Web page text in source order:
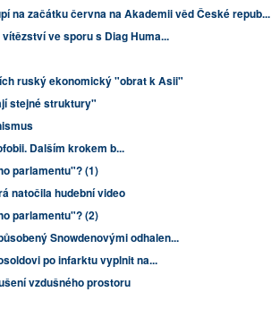
na začátku června na Akademii věd České repub...
ve sporu s Diag Huma...
ruský ekonomický "obrat k Asii"
stejné struktury"
Dalším krokem b...
parlamentu"? (1)
natočila hudební video
parlamentu"? (2)
Snowdenovými odhalen...
po infarktu vyplnit na...
vzdušného prostoru